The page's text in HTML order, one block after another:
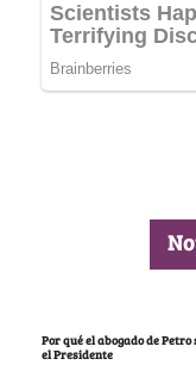
Por qué el abogado de
el Presidente